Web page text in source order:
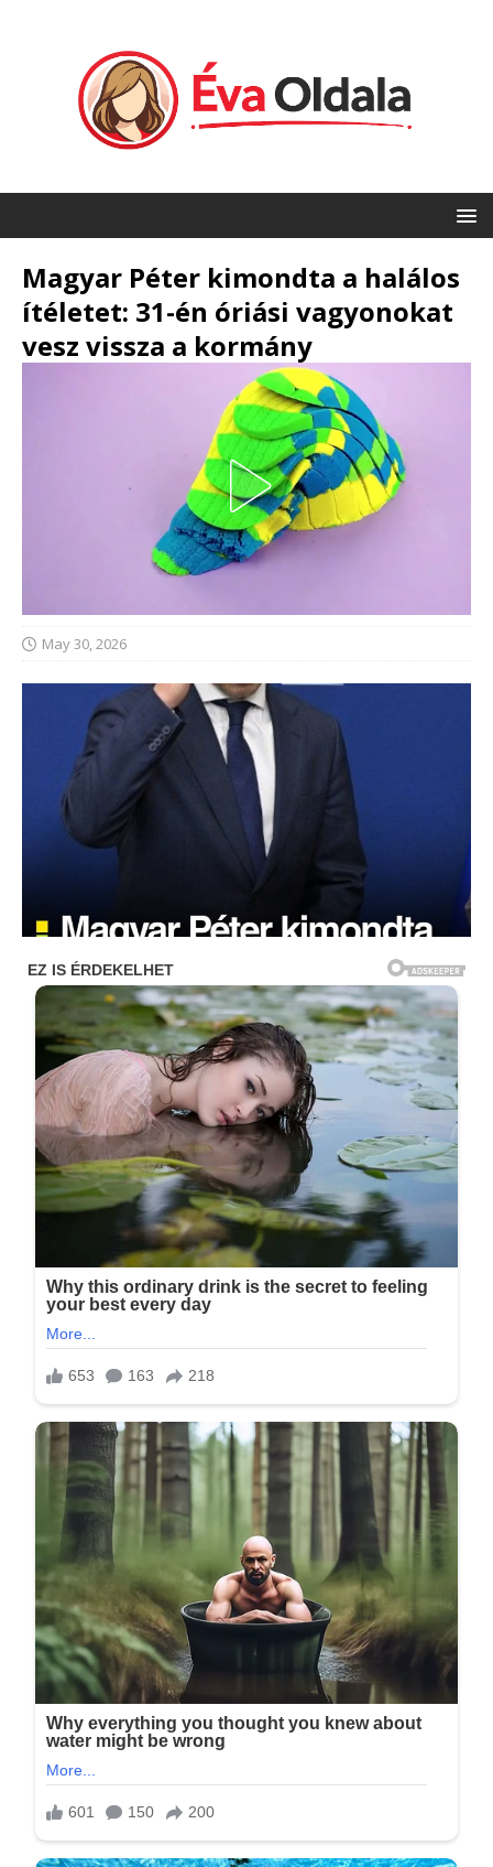
Magyar Péter kimondta a halálos
ítéletet: 31-én óriási vagyonokat
vesz vissza a kormány
May 30, 2026